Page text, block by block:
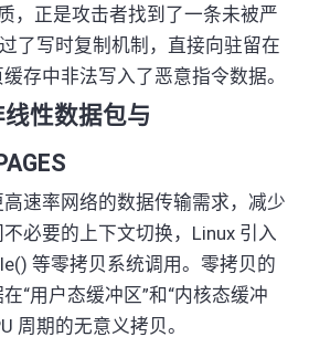
，正是攻击者找到了一条未被严
了写时复制机制，直接向驻留在
存中非法写入了恶意指令数据。
性数据包与
速率网络的数据传输需求，减少
必要的上下文切换，Linux 引入
等零拷贝系统调用。零拷贝的
“用户态缓冲区”和“内核态缓冲
周期的无意义拷贝。